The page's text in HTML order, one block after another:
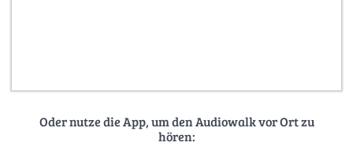
Oder nutze die App, um den Audiowalk vor Ort zu
hören: